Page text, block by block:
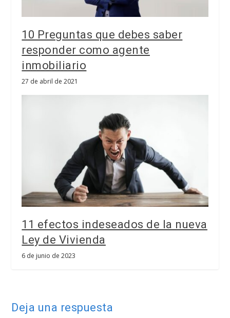
10 Preguntas que debes saber
responder como agente
inmobiliario
27 de abril de 2021
11 efectos indeseados de la nueva
Ley de Vivienda
6 de junio de 2023
Deja una respuesta